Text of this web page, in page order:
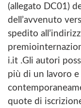
(allegato DC01)
dell’avvenuto
spedito
i.it .Gli autori
più di un lavoro e
quote di